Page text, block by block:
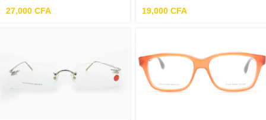
27,000 CFA
19,000 CFA